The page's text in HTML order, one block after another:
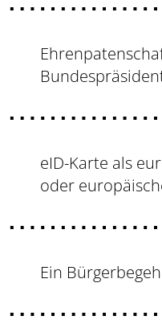
eID-Karte als
oder
Ein